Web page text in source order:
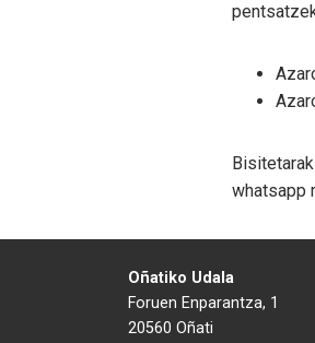
whatsapp
Oñatiko Udala
Foruen Enparantza, 1
20560 Oñati